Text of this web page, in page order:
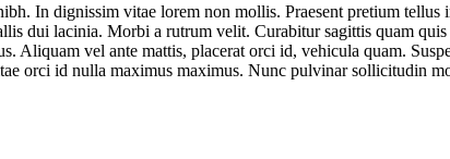
In dignissim vitae lorem non mollis. Praesent pretium
dui lacinia. Morbi a rutrum velit. Curabitur sagittis quam
Aliquam vel ante mattis, placerat orci id, vehicula quam.
orci id nulla maximus maximus. Nunc pulvinar sollicitudin